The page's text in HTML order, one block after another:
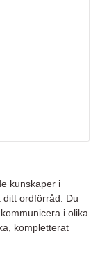
kunskaper i
ordförråd. Du
i olika
kompletterat